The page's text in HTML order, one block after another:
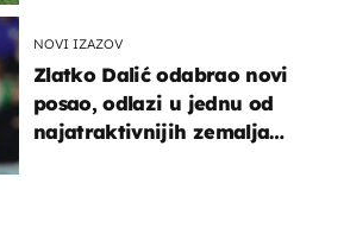
NOVI IZAZOV
Zlatko Dalić odabrao novi
posao, odlazi u jednu od
najatraktivnijih zemalja